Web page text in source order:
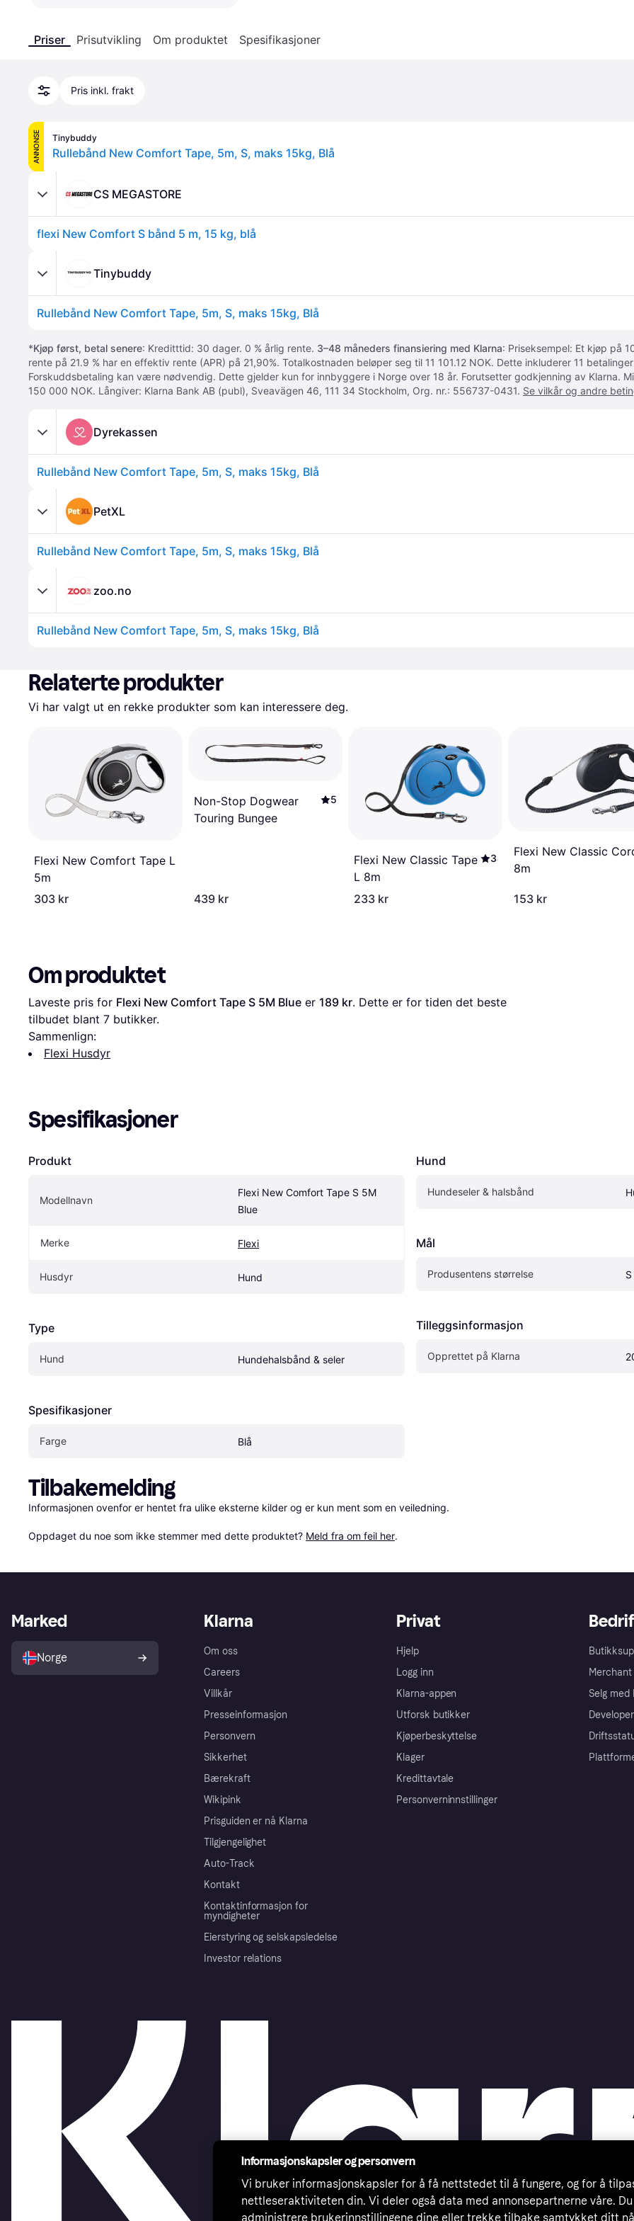
Priser Prisutvikling Om produktet Spesifikasjoner
Pris inkl. frakt
ANNONSE Tinybuddy
Rullebånd New Comfort Tape, 5m, S, maks 15kg, Blå
CS MEGASTORE
flexi New Comfort S bånd 5 m, 15 kg, blå
Tinybuddy
Rullebånd New Comfort Tape, 5m, S, maks 15kg, Blå
*Kjøp først, betal senere: Kreditttid: 30 dager. 0 % årlig rente. 3–48 måneders finansiering med Klarna: Priseksempel: Et kjøp på
rente på 21.9 % har en effektiv rente (APR) på 21,90%. Totalkostnaden beløper seg til 11 101.12 NOK. Dette inkluderer 11
Forskuddsbetaling kan være nødvendig. Dette gjelder kun for innbyggere i Norge over 18 år. Forutsetter godkjenning av Klarna.
150 000 NOK. Långiver: Klarna Bank AB (publ), Sveavägen 46, 111 34 Stockholm, Org. nr.: 556737-0431. Se vilkår og andre
Dyrekassen
Rullebånd New Comfort Tape, 5m, S, maks 15kg, Blå
PetXL
Rullebånd New Comfort Tape, 5m, S, maks 15kg, Blå
zoo.no
Rullebånd New Comfort Tape, 5m, S, maks 15kg, Blå
Relaterte produkter
Vi har valgt ut en rekke produkter som kan interessere deg.
Flexi New Comfort Tape L
5m
303 kr
Non-Stop Dogwear
Touring Bungee
5
439 kr
Flexi New Classic Tape
L 8m
3
233 kr
Flexi New Classic
8m
153 kr
Om produktet
Laveste pris for Flexi New Comfort Tape S 5M Blue er 189 kr. Dette er for tiden det beste
tilbudet blant 7 butikker.
Sammenlign:
Flexi Husdyr
Spesifikasjoner
Produkt
Modellnavn
Flexi New Comfort Tape S 5M
Blue
Merke Flexi
Husdyr Hund
Type
Hund Hundehalsbånd & seler
Spesifikasjoner
Farge Blå
Hund
Hundeseler & halsbånd
Mål
Produsentens størrelse
Tilleggsinformasjon
Opprettet på Klarna
Tilbakemelding
Informasjonen ovenfor er hentet fra ulike eksterne kilder og er kun ment som en veiledning.
Oppdaget du noe som ikke stemmer med dette produktet? Meld fra om feil her.
Klarna
Om oss
Careers
Villkår
Presseinformasjon
Personvern
Sikkerhet
Bærekraft
Wikipink
Prisguiden er nå Klarna
Tilgjengelighet
Auto-Track
Kontakt
Kontaktinformasjon for
myndigheter
Eierstyring og selskapsledelse
Investor relations
Privat
Hjelp
Logg inn
Klarna-appen
Utforsk butikker
Kjøperbeskyttelse
Klager
Kredittavtale
Personverninnstillinger
Merchant
Selg med
Marked
Norge
Informasjonskapsler og personvern
Vi bruker informasjonskapsler for å få nettstedet til å fungere, og for å
nettleseraktiviteten din. Vi deler også data med annonsepartnerne våre.
administrere brukerinnstillingene dine eller trekke tilbake samtykket ditt